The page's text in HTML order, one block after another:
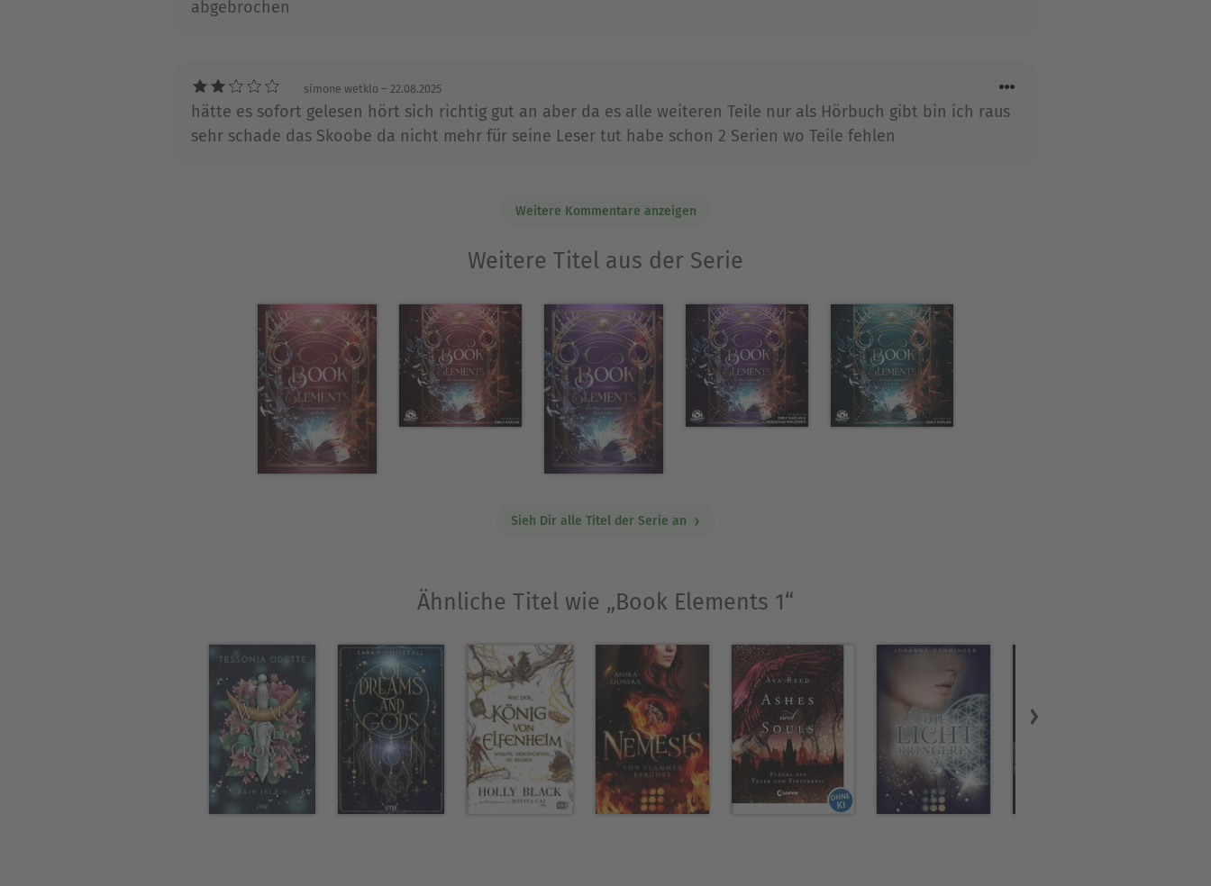
abgebrochen
simone wetklo – 22.08.2025
hätte es sofort gelesen hört sich richtig gut an aber da es alle weiteren Teile nur als Hörbuch gibt bin ich raus
sehr schade das Skoobe da nicht mehr für seine Leser tut habe schon 2 Serien wo Teile fehlen
Weitere Kommentare anzeigen
Weitere Titel aus der Serie
Sieh Dir alle Titel der Serie an
Ähnliche Titel wie „Book Elements 1“